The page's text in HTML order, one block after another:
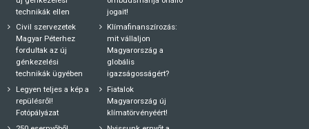
technikák ellen
Civil szervezetek
Magyar Péterhez
fordultak az új
génkezelési
technikák ügyében
Legyen teljes a kép a
repülésről!
Fotópályázat
jogait!
Klímafinanszírozás:
mit vállaljon
Magyarország a
globális
igazságosságért?
Fiatalok
Magyarország új
klímatörvényéért!